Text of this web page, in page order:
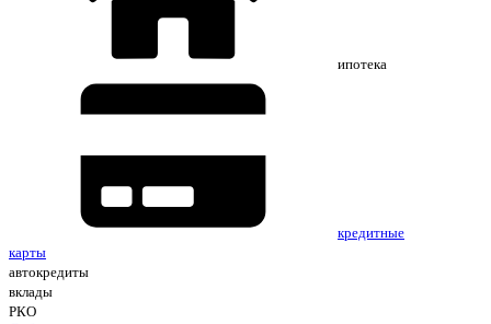
ипотека
кредитные
карты
автокредиты
вклады
РКО